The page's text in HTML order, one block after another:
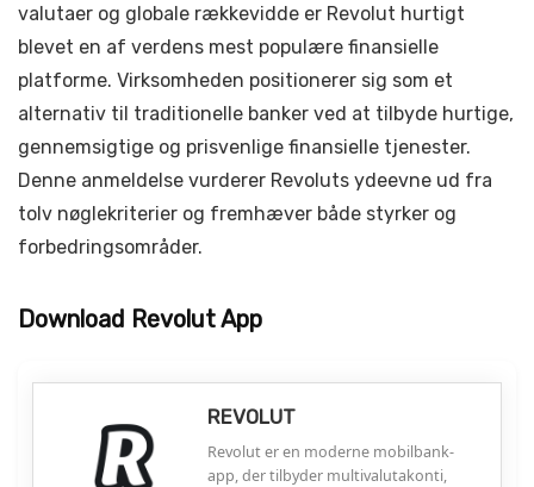
valutaer og globale rækkevidde er Revolut hurtigt
blevet en af verdens mest populære finansielle
platforme. Virksomheden positionerer sig som et
alternativ til traditionelle banker ved at tilbyde hurtige,
gennemsigtige og prisvenlige finansielle tjenester.
Denne anmeldelse vurderer Revoluts ydeevne ud fra
tolv nøglekriterier og fremhæver både styrker og
forbedringsområder.
Download Revolut App
REVOLUT
Revolut er en moderne mobilbank-
app, der tilbyder multivalutakonti,